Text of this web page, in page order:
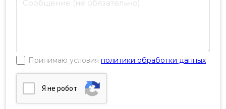
Принимаю условия политики обработки данных
Я нe poбoт